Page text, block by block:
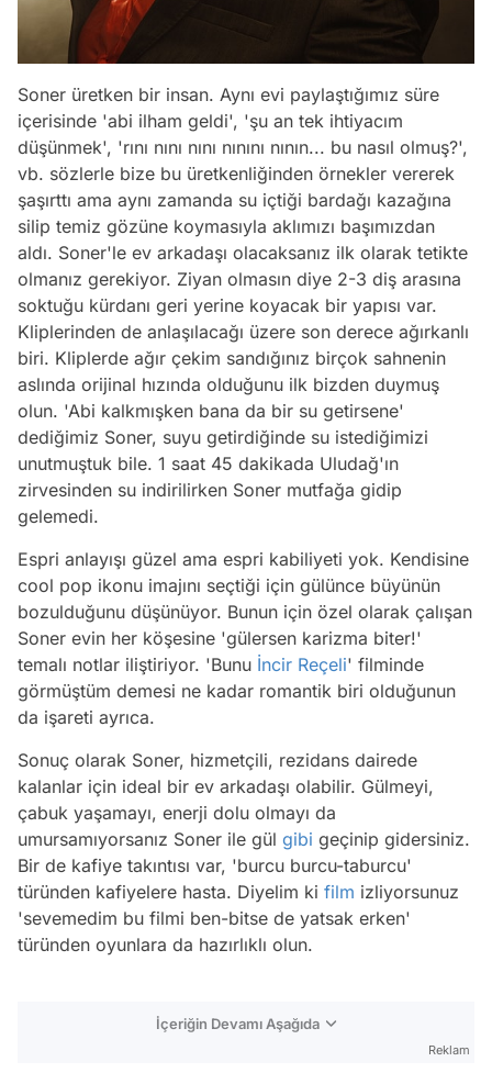
Soner üretken bir insan. Aynı evi paylaştığımız süre
içerisinde 'abi ilham geldi', 'şu an tek ihtiyacım
düşünmek', 'rını nını nını nınını nının... bu nasıl olmuş?',
vb. sözlerle bize bu üretkenliğinden örnekler vererek
şaşırttı ama aynı zamanda su içtiği bardağı kazağına
silip temiz gözüne koymasıyla aklımızı başımızdan
aldı. Soner'le ev arkadaşı olacaksanız ilk olarak tetikte
olmanız gerekiyor. Ziyan olmasın diye 2-3 diş arasına
soktuğu kürdanı geri yerine koyacak bir yapısı var.
Kliplerinden de anlaşılacağı üzere son derece ağırkanlı
biri. Kliplerde ağır çekim sandığınız birçok sahnenin
aslında orijinal hızında olduğunu ilk bizden duymuş
olun. 'Abi kalkmışken bana da bir su getirsene'
dediğimiz Soner, suyu getirdiğinde su istediğimizi
unutmuştuk bile. 1 saat 45 dakikada Uludağ'ın
zirvesinden su indirilirken Soner mutfağa gidip
gelemedi.
Espri anlayışı güzel ama espri kabiliyeti yok. Kendisine
cool pop ikonu imajını seçtiği için gülünce büyünün
bozulduğunu düşünüyor. Bunun için özel olarak çalışan
Soner evin her köşesine 'gülersen karizma biter!'
temalı notlar iliştiriyor. 'Bunu İncir Reçeli' filminde
görmüştüm demesi ne kadar romantik biri olduğunun
da işareti ayrıca.
Sonuç olarak Soner, hizmetçili, rezidans dairede
kalanlar için ideal bir ev arkadaşı olabilir. Gülmeyi,
çabuk yaşamayı, enerji dolu olmayı da
umursamıyorsanız Soner ile gül gibi geçinip gidersiniz.
Bir de kafiye takıntısı var, 'burcu burcu-taburcu'
türünden kafiyelere hasta. Diyelim ki film izliyorsunuz
'sevemedim bu filmi ben-bitse de yatsak erken'
türünden oyunlara da hazırlıklı olun.
İçeriğin Devamı Aşağıda
Reklam